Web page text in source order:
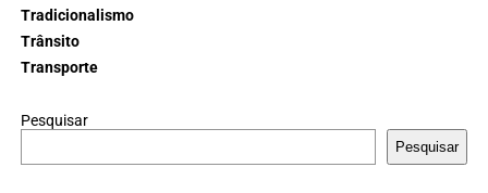
Tradicionalismo
Trânsito
Transporte
Pesquisar
Pesquisar